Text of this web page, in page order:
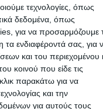
τεχνολογίες, όπως
δεδομένα, όπως
για να προσαρμόζουμε
τα ενδιαφέροντά σας, για
και του περιεχομένου
κοινού που είδε τις
παρακάτω για να
και την
για αυτούς τους
Πετρελαίου
τον Ευάγγελο
ανέλαβε το
του.
του
καινούργιες